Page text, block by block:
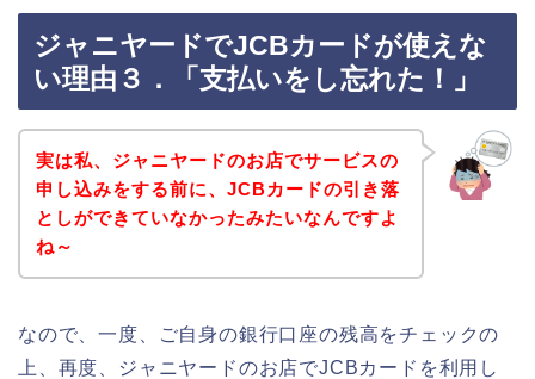
ジャニヤードでJCBカードが使えな
い理由３．「支払いをし忘れた！」
実は私、ジャニヤードのお店でサービスの
申し込みをする前に、JCBカードの引き落
としができていなかったみたいなんですよ
ね～
なので、一度、ご自身の銀行口座の残高をチェックの
上、再度、ジャニヤードのお店でJCBカードを利用し